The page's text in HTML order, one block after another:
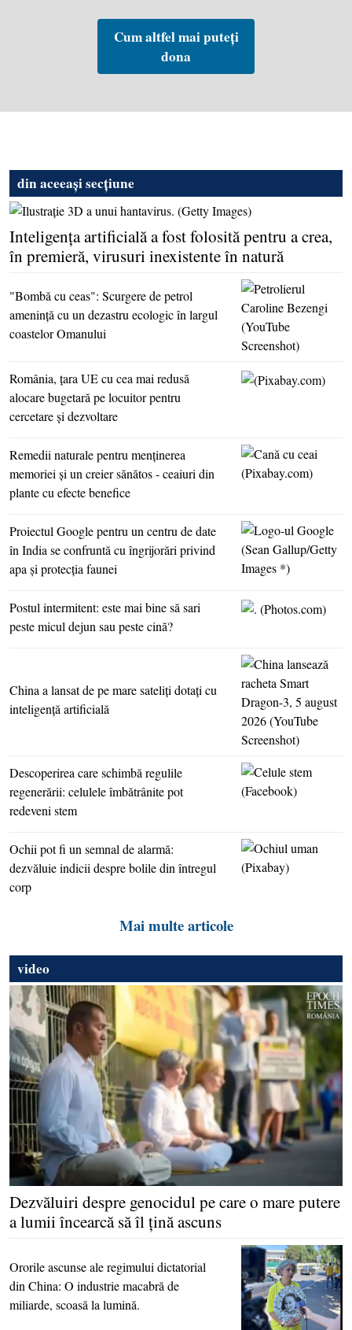
video
Dezvăluiri despre genocidul pe care o mare putere
a lumii încearcă să îl ţină ascuns
Ororile ascunse ale regimului dictatorial
din China: O industrie macabră de
miliarde, scoasă la lumină.
Cum altfel mai puteți
dona
din aceeași secțiune
Inteligenţa artificială a fost folosită pentru a crea,
în premieră, virusuri inexistente în natură
"Bombă cu ceas": Scurgere de petrol
ameninţă cu un dezastru ecologic în largul
coastelor Omanului
România, ţara UE cu cea mai redusă
alocare bugetară pe locuitor pentru
cercetare şi dezvoltare
Remedii naturale pentru menţinerea
memoriei şi un creier sănătos - ceaiuri din
plante cu efecte benefice
Proiectul Google pentru un centru de date
în India se confruntă cu îngrijorări privind
apa şi protecţia faunei
Postul intermitent: este mai bine să sari
peste micul dejun sau peste cină?
China a lansat de pe mare sateliţi dotaţi cu
inteligenţă artificială
Descoperirea care schimbă regulile
regenerării: celulele îmbătrânite pot
redeveni stem
Ochii pot fi un semnal de alarmă:
dezvăluie indicii despre bolile din întregul
corp
Mai multe articole